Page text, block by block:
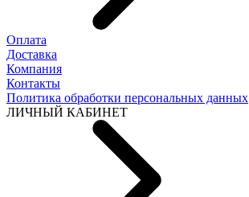
Оплата
Доставка
Компания
Контакты
Политика обработки персональных данных
ЛИЧНЫЙ КАБИНЕТ